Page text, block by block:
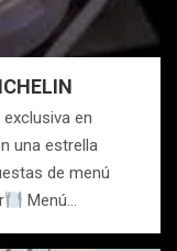
en
una estrella
de menú
Menú…